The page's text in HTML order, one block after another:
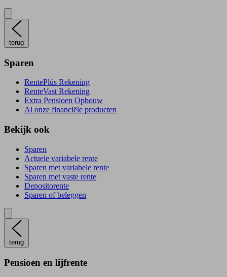
terug
Sparen
RentePlús Rekening
RenteVast Rekening
Extra Pensioen Opbouw
Al onze financiële producten
Bekijk ook
Sparen
Actuele variabele rente
Sparen met variabele rente
Sparen met vaste rente
Depositorente
Sparen of beleggen
terug
Pensioen en lijfrente